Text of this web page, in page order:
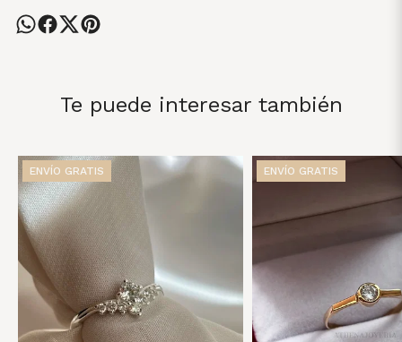
Te puede interesar también
ENVÍO GRATIS ENVÍO GRATIS